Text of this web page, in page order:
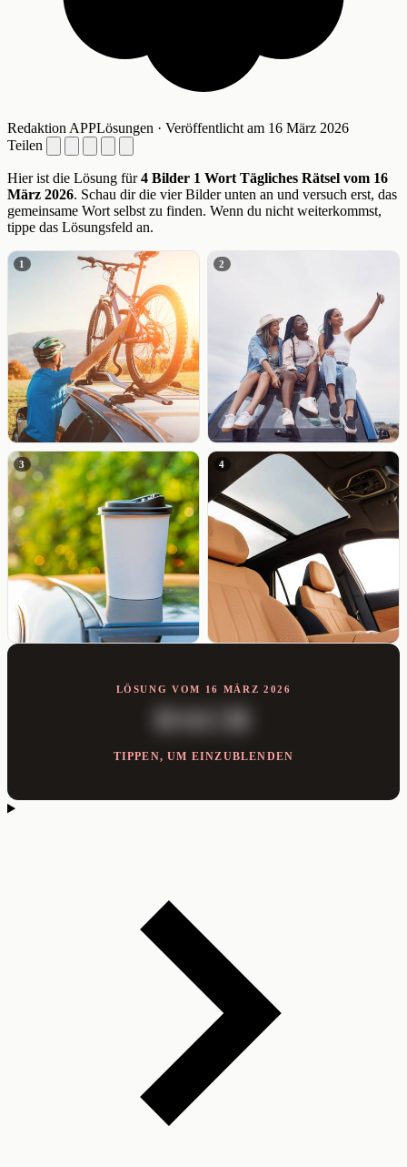
Redaktion APPLösungen · Veröffentlicht am 16 März 2026
Teilen
Hier ist die Lösung für4 Bilder 1 Wort Tägliches Rätsel vom 16
März 2026. Schau dir die vier Bilder unten an und versuch erst, das
gemeinsame Wort selbst zu finden. Wenn du nicht weiterkommst,
tippe das Lösungsfeld an.
1 2
3 4
LÖSUNG VOM 16 MÄRZ 2026
DACH
TIPPEN, UM EINZUBLENDEN